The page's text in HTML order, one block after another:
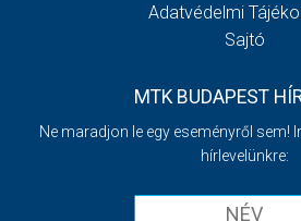
Adatvédelmi
Sajtó
MTK BUDAPEST
Ne maradjon le egy eseményről sem!
hírlevelünkre: